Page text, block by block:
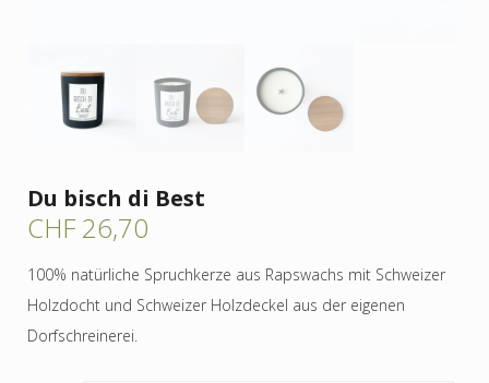
Du bisch di Best
CHF26,70
100% natürliche Spruchkerze aus Rapswachs mit Schweizer
Holzdocht und Schweizer Holzdeckel aus der eigenen
Dorfschreinerei.